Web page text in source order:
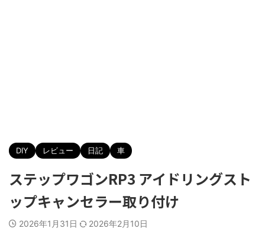
DIY レビュー 日記 車
ステップワゴンRP3 アイドリングスト
ップキャンセラー取り付け
2026年1月31日 2026年2月10日